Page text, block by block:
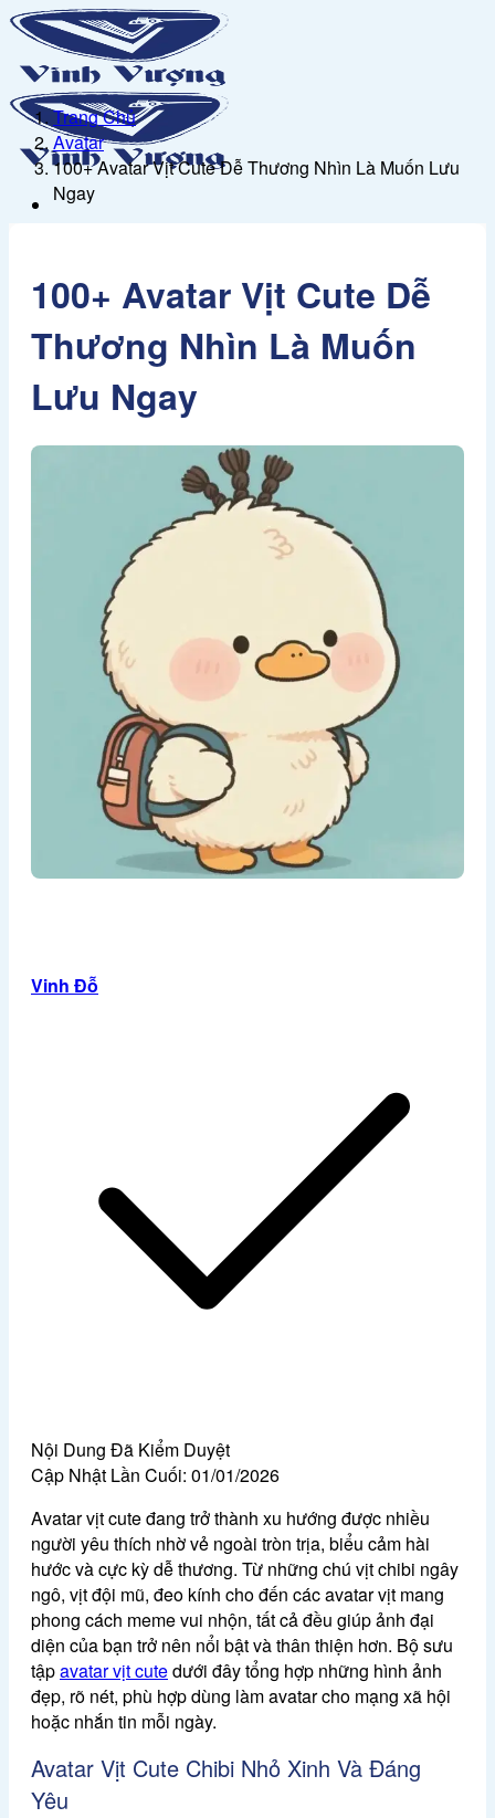
Bỏ
qua
nội
dung
Tượng Gỗ
Tranh Gỗ
Ảnh Nội thất
Hình nền
Tranh tô màu
Tranh vẽ
Ảnh meme
Sticker
Giới thiệu
Liên hệ
Chính Sách Bảo Mật
Chính Sách Đổi Trả
Chính Sách Vận Chuyển Và Đổi Trả
Điều Khoản & Chính Sách
Ảnh gái
Ảnh anime
Tìm
kiếm:
Trang Chủ
Avatar
100+ Avatar Vịt Cute Dễ Thương Nhìn Là Muốn Lưu
Ngay
100+ Avatar Vịt Cute Dễ
Thương Nhìn Là Muốn
Lưu Ngay
Vinh Đỗ
Nội Dung Đã Kiểm Duyệt
Cập Nhật Lần Cuối: 01/01/2026
Avatar vịt cute đang trở thành xu hướng được nhiều
người yêu thích nhờ vẻ ngoài tròn trịa, biểu cảm hài
hước và cực kỳ dễ thương. Từ những chú vịt chibi ngây
ngô, vịt đội mũ, đeo kính cho đến các avatar vịt mang
phong cách meme vui nhộn, tất cả đều giúp ảnh đại
diện của bạn trở nên nổi bật và thân thiện hơn. Bộ sưu
tậpavatar vịt cutedưới đây tổng hợp những hình ảnh
đẹp, rõ nét, phù hợp dùng làm avatar cho mạng xã hội
hoặc nhắn tin mỗi ngày.
Avatar Vịt Cute Chibi Nhỏ Xinh Và Đáng
Yêu